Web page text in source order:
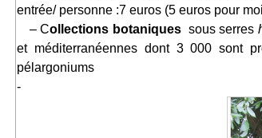
entrée/ personne :7 euros (5 euros pour
– Collections botaniques sous serres
et méditerranéennes dont 3 000 sont
pélargoniums